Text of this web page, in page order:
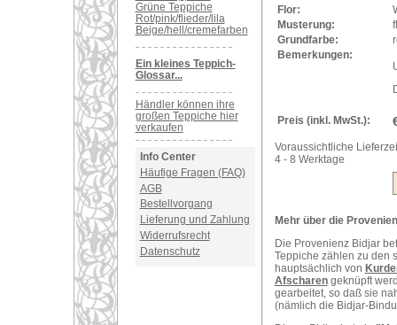
Grüne Teppiche
Rot/pink/flieder/lila
Beige/hell/cremefarben
Ein kleines Teppich-
Glossar...
Händler können ihre
großen Teppiche hier
verkaufen
Info Center
Häufige Fragen (FAQ)
AGB
Bestellvorgang
Lieferung und Zahlung
Widerrufsrecht
Datenschutz
Flor:
Musterung:
Grundfarbe:
Bemerkungen:
Preis (inkl. MwSt.):
Voraussichtliche
4 - 8 Werktage
Mehr über die
Die Provenienz Bidjar
Teppiche zählen zu den
hauptsächlich von
Afscharengeknüpft
gearbeitet, so daß sie
(nämlich die Bidjar-